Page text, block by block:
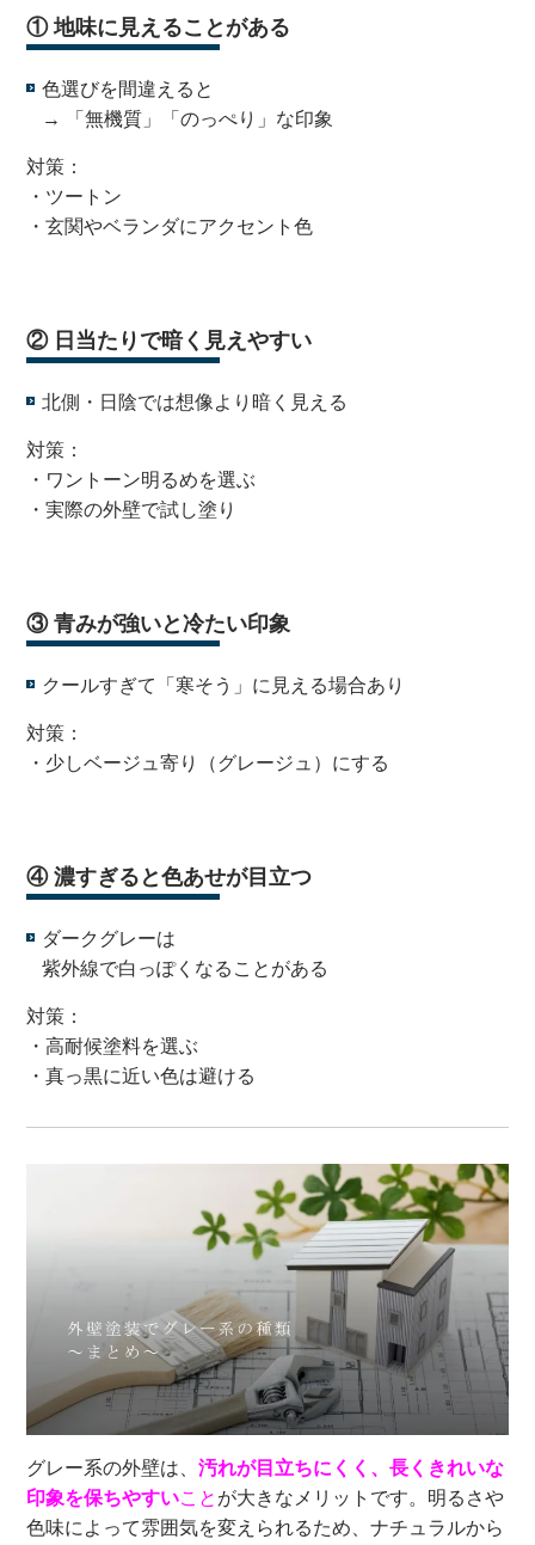
① 地味に見えることがある
色選びを間違えると
→ 「無機質」「のっぺり」な印象
対策：
・ツートン
・玄関やベランダにアクセント色
② 日当たりで暗く見えやすい
北側・日陰では想像より暗く見える
対策：
・ワントーン明るめを選ぶ
・実際の外壁で試し塗り
③ 青みが強いと冷たい印象
クールすぎて「寒そう」に見える場合あり
対策：
・少しベージュ寄り（グレージュ）にする
④ 濃すぎると色あせが目立つ
ダークグレーは
紫外線で白っぽくなることがある
対策：
・高耐候塗料を選ぶ
・真っ黒に近い色は避ける
グレー系の外壁は、汚れが目立ちにくく、長くきれいな
印象を保ちやすいこと が大きなメリットです。明るさや
色味によって雰囲気を変えられるため、ナチュラルから